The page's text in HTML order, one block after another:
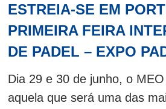
ESTREIA-SE EM
PRIMEIRA FEIRA
DE PADEL – EXPO
Dia 29 e 30 de junho, o
aquela que será uma das